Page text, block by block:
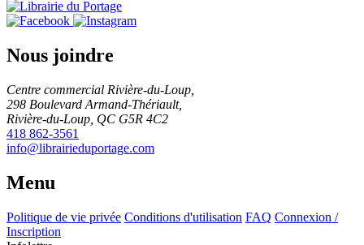
Nous joindre
Centre commercial Rivière-du-Loup,
298 Boulevard Armand-Thériault,
Rivière-du-Loup, QC G5R 4C2
418 862-3561
info@librairieduportage.com
Menu
Politique de vie privée Conditions d'utilisation FAQ Connexion /
Inscription